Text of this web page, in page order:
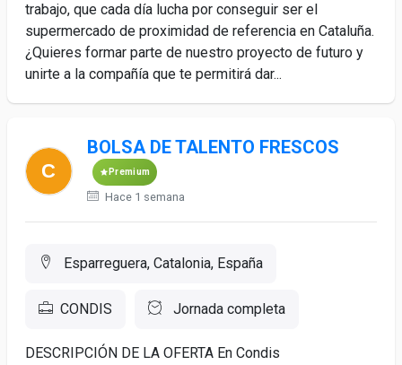
trabajo, que cada día lucha por conseguir ser el
supermercado de proximidad de referencia en Cataluña.
¿Quieres formar parte de nuestro proyecto de futuro y
unirte a la compañía que te permitirá dar...
BOLSA DE TALENTO FRESCOS
Premium
Hace 1 semana
Esparreguera, Catalonia, España
CONDIS Jornada completa
DESCRIPCIÓN DE LA OFERTA En Condis